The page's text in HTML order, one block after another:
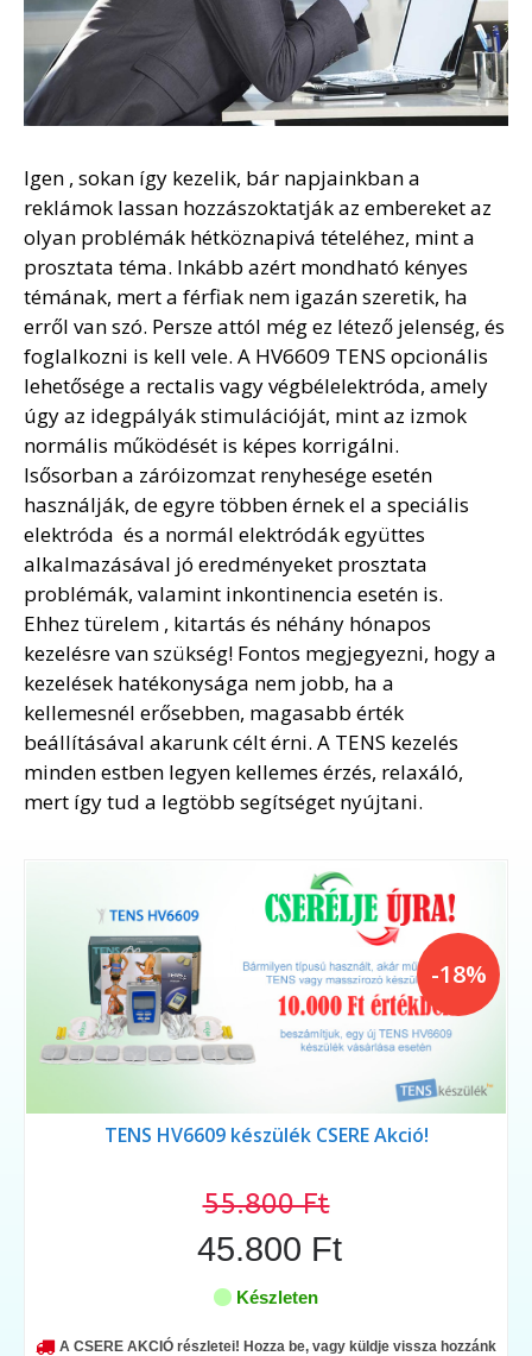
Igen , sokan így kezelik, bár napjainkban a
reklámok lassan hozzászoktatják az embereket az
olyan problémák hétköznapivá tételéhez, mint a
prosztata téma. Inkább azért mondható kényes
témának, mert a férfiak nem igazán szeretik, ha
erről van szó. Persze attól még ez létező jelenség, és
foglalkozni is kell vele. A HV6609 TENS opcionális
lehetősége a rectalis vagy végbélelektróda, amely
úgy az idegpályák stimulációját, mint az izmok
normális működését is képes korrigálni.
lsősorban a záróizomzat renyhesége esetén
használják, de egyre többen érnek el a speciális
elektróda és a normál elektródák együttes
alkalmazásával jó eredményeket prosztata
problémák, valamint inkontinencia esetén is.
Ehhez türelem , kitartás és néhány hónapos
kezelésre van szükség! Fontos megjegyezni, hogy a
kezelések hatékonysága nem jobb, ha a
kellemesnél erősebben, magasabb érték
beállításával akarunk célt érni. A TENS kezelés
minden estben legyen kellemes érzés, relaxáló,
mert így tud a legtöbb segítséget nyújtani.
-18%
TENS HV6609 készülék CSERE Akció!
55.800 Ft
45.800 Ft
Készleten
A CSERE AKCIÓ részletei! Hozza be, vagy küldje vissza hozzánk